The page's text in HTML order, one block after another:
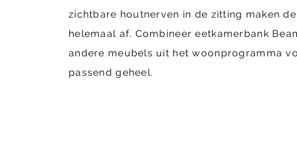
zichtbare houtnerven in de zitting maken
helemaal af. Combineer eetkamerbank
andere meubels uit het woonprogramma
passend geheel.